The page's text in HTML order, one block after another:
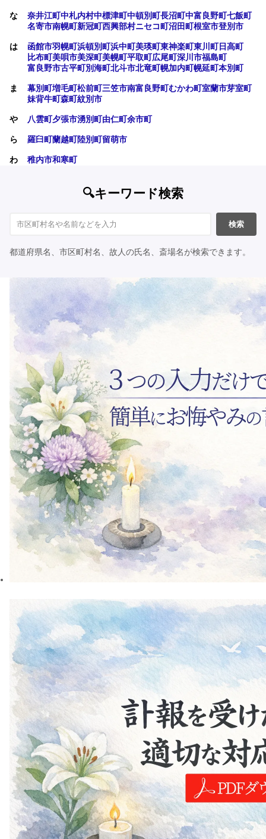
な 奈井江町中札内村中標津町中頓別町長沼町中富良野町七飯町
名寄市南幌町新冠町西興部村ニセコ町沼田町根室市登別市
は 函館市羽幌町浜頓別町浜中町美瑛町東神楽町東川町日高町
比布町美唄市美深町美幌町平取町広尾町深川市福島町
富良野市古平町別海町北斗市北竜町幌加内町幌延町本別町
ま 幕別町増毛町松前町三笠市南富良野町むかわ町室蘭市芽室町
妹背牛町森町紋別市
や 八雲町夕張市湧別町由仁町余市町
ら 羅臼町蘭越町陸別町留萌市
わ 稚内市和寒町
🔍キーワード検索
検索
都道府県名、市区町村名、故人の氏名、斎場名が検索できます。